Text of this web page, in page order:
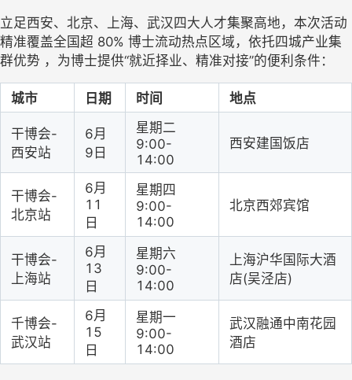
立足西安、北京、上海、武汉四大人才集聚高地，本次活动
精准覆盖全国超 80% 博士流动热点区域，依托四城产业集
群优势 ，为博士提供“就近择业、精准对接”的便利条件：
城市 日期 时间 地点
干博会-
西安站
6月
9日
星期二
9:00-
14:00
西安建国饭店
干博会-
北京站
6月
11
日
星期四
9:00-
14:00
北京西郊宾馆
干博会-
上海站
6月
13
日
星期六
9:00-
14:00
上海沪华国际大酒
店(吴泾店)
千博会-
武汉站
6月
15
日
星期一
9:00-
14:00
武汉融通中南花园
酒店